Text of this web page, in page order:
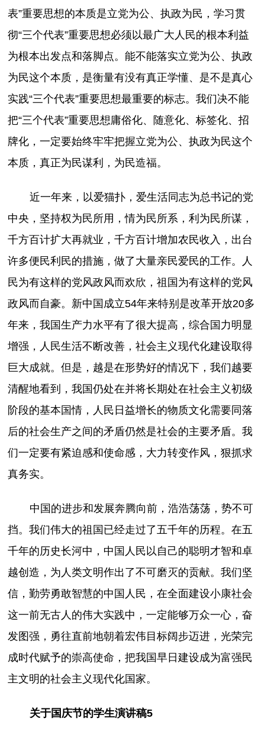
表”重要思想的本质是立党为公、执政为民，学习贯
彻“三个代表”重要思想必须以最广大人民的根本利益
为根本出发点和落脚点。能不能落实立党为公、执政
为民这个本质，是衡量有没有真正学懂、是不是真心
实践“三个代表”重要思想最重要的标志。我们决不能
把“三个代表”重要思想庸俗化、随意化、标签化、招
牌化，一定要始终牢牢把握立党为公、执政为民这个
本质，真正为民谋利，为民造福。
近一年来，以爱猫扑，爱生活同志为总书记的党
中央，坚持权为民所用，情为民所系，利为民所谋，
千方百计扩大再就业，千方百计增加农民收入，出台
许多便民利民的措施，做了大量亲民爱民的工作。人
民为有这样的党风政风而欢欣，祖国为有这样的党风
政风而自豪。新中国成立54年来特别是改革开放20多
年来，我国生产力水平有了很大提高，综合国力明显
增强，人民生活不断改善，社会主义现代化建设取得
巨大成就。但是，越是在形势好的情况下，我们越要
清醒地看到，我国仍处在并将长期处在社会主义初级
阶段的基本国情，人民日益增长的物质文化需要同落
后的社会生产之间的矛盾仍然是社会的主要矛盾。我
们一定要有紧迫感和使命感，大力转变作风，狠抓求
真务实。
中国的进步和发展奔腾向前，浩浩荡荡，势不可
挡。我们伟大的祖国已经走过了五千年的历程。在五
千年的历史长河中，中国人民以自己的聪明才智和卓
越创造，为人类文明作出了不可磨灭的贡献。我们坚
信，勤劳勇敢智慧的中国人民，在全面建设小康社会
这一前无古人的伟大实践中，一定能够万众一心，奋
发图强，勇往直前地朝着宏伟目标阔步迈进，光荣完
成时代赋予的崇高使命，把我国早日建设成为富强民
主文明的社会主义现代化国家。
关于国庆节的学生演讲稿5